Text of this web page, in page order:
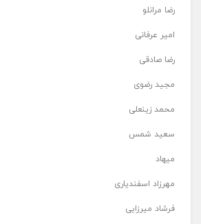
رضا مرانلو
امیر عرفانی
رضا صادقی
مجید رضوی
محمد زینعلی
سعید شمس
میهاد
مهرزاد اسفندیاری
فرشاد میرزایی